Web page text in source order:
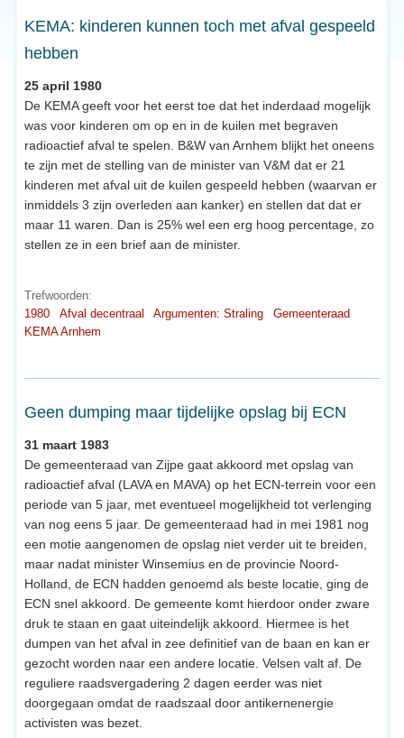
KEMA: kinderen kunnen toch met afval gespeeld
hebben
25 april 1980
De KEMA geeft voor het eerst toe dat het inderdaad mogelijk
was voor kinderen om op en in de kuilen met begraven
radioactief afval te spelen. B&W van Arnhem blijkt het oneens
te zijn met de stelling van de minister van V&M dat er 21
kinderen met afval uit de kuilen gespeeld hebben (waarvan er
inmiddels 3 zijn overleden aan kanker) en stellen dat dat er
maar 11 waren. Dan is 25% wel een erg hoog percentage, zo
stellen ze in een brief aan de minister.
Trefwoorden:
1980
Afval decentraal Argumenten: Straling
Gemeenteraad
KEMA Arnhem
Geen dumping maar tijdelijke opslag bij ECN
31 maart 1983
De gemeenteraad van Zijpe gaat akkoord met opslag van
radioactief afval (LAVA en MAVA) op het ECN-terrein voor een
periode van 5 jaar, met eventueel mogelijkheid tot verlenging
van nog eens 5 jaar. De gemeenteraad had in mei 1981 nog
een motie aangenomen de opslag niet verder uit te breiden,
maar nadat minister Winsemius en de provincie Noord-
Holland, de ECN hadden genoemd als beste locatie, ging de
ECN snel akkoord. De gemeente komt hierdoor onder zware
druk te staan en gaat uiteindelijk akkoord. Hiermee is het
dumpen van het afval in zee definitief van de baan en kan er
gezocht worden naar een andere locatie. Velsen valt af. De
reguliere raadsvergadering 2 dagen eerder was niet
doorgegaan omdat de raadszaal door antikernenergie
activisten was bezet.